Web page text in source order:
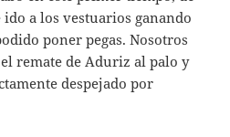
a los vestuarios ganando
poner pegas. Nosotros
remate de Aduriz al palo y
despejado por